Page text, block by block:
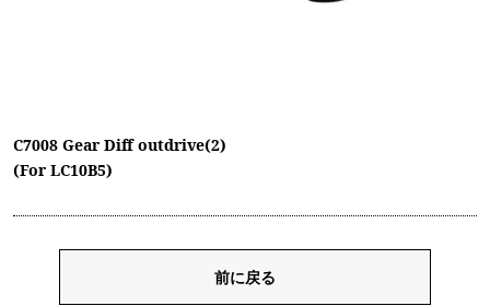
C7008 Gear Diff outdrive(2)
(For LC10B5)
前に戻る